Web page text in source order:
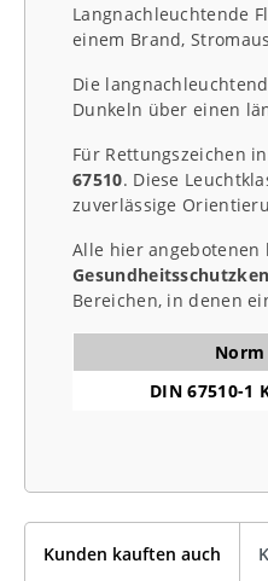
Langnachleuchtende
einem Brand,
Die
Dunkeln über einen
Für Rettungszeichen
67510. Diese
zuverlässige
Alle hier
Bereichen, in denen
Norm
DIN 67510-1
Kunden kauften auch